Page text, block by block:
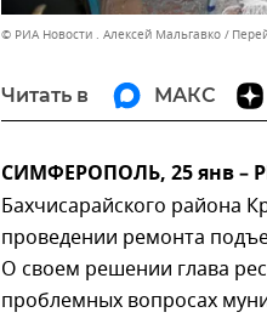
© РИА Новости . Алексей Мальгавко
Читать в МАКС
СИМФЕРОПОЛЬ, 25 янв –
Бахчисарайского района
проведении ремонта
О своем решении глава
проблемных вопросах